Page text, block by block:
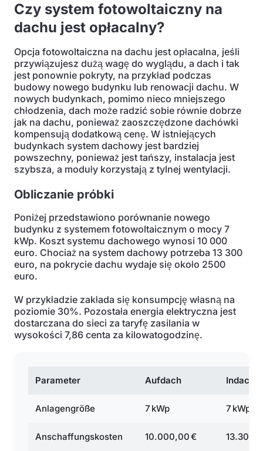
Czy system fotowoltaiczny na
dachu jest opłacalny?
Opcja fotowoltaiczna na dachu jest opłacalna, jeśli
przywiązujesz dużą wagę do wyglądu, a dach i tak
jest ponownie pokryty, na przykład podczas
budowy nowego budynku lub renowacji dachu. W
nowych budynkach, pomimo nieco mniejszego
chłodzenia, dach może radzić sobie równie dobrze
jak na dachu, ponieważ zaoszczędzone dachówki
kompensują dodatkową cenę. W istniejących
budynkach system dachowy jest bardziej
powszechny, ponieważ jest tańszy, instalacja jest
szybsza, a moduły korzystają z tylnej wentylacji.
Obliczanie próbki
Poniżej przedstawiono porównanie nowego
budynku z systemem fotowoltaicznym o mocy 7
kWp. Koszt systemu dachowego wynosi 10 000
euro. Chociaż na system dachowy potrzeba 13 300
euro, na pokrycie dachu wydaje się około 2500
euro.
W przykładzie zakłada się konsumpcję własną na
poziomie 30%. Pozostała energia elektryczna jest
dostarczana do sieci za taryfę zasilania w
wysokości 7,86 centa za kilowatogodzinę.
Parameter Aufdach Indach
Anlagengröße 7 kWp 7 kWp
Anschaffungskosten 10.000,00 €